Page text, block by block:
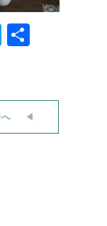
Twitter
◀︎